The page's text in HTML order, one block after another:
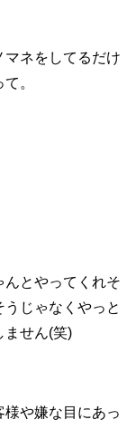
マネをしてるだけ
。
んとやってくれそ
じゃなくやっと
ません(笑)
や嫌な目にあっ